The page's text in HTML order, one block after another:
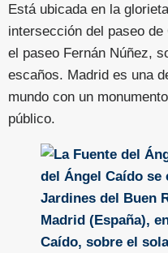
Está ubicada en la
intersección del paseo
el paseo Fernán Núñez,
escaños. Madrid es una
mundo con un
público.